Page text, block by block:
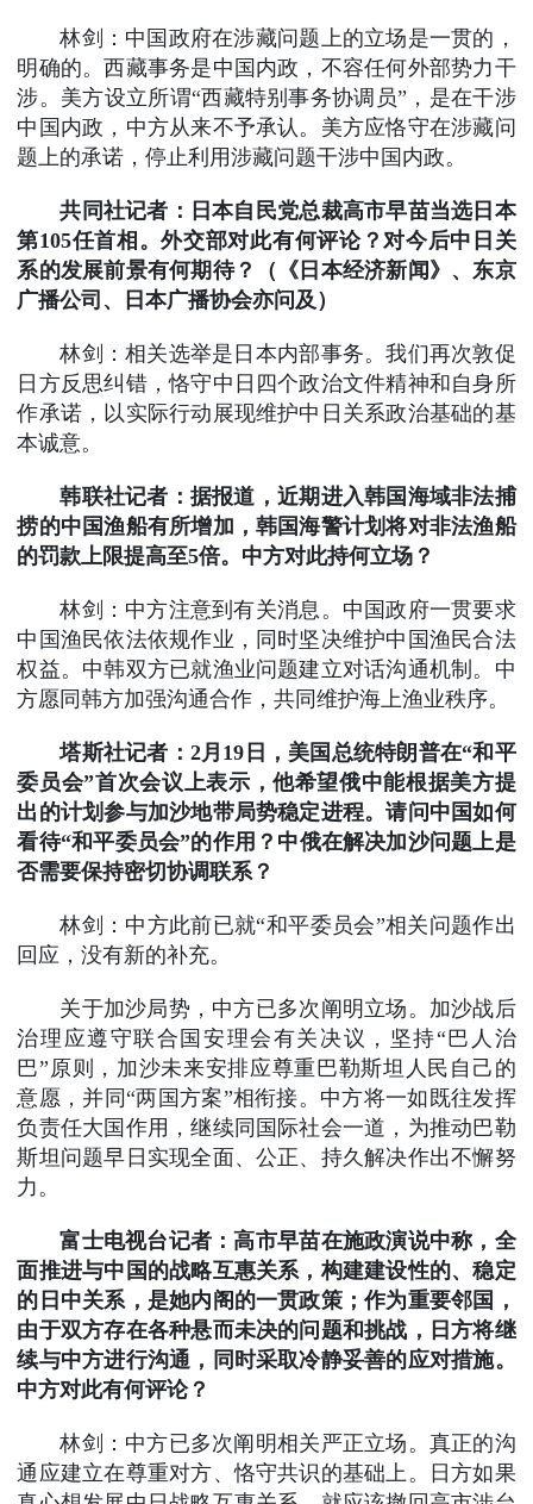
林剑：中国政府在涉藏问题上的立场是一贯的，
明确的。西藏事务是中国内政，不容任何外部势力干
涉。美方设立所谓“西藏特别事务协调员”，是在干涉
中国内政，中方从来不予承认。美方应恪守在涉藏问
题上的承诺，停止利用涉藏问题干涉中国内政。
共同社记者：日本自民党总裁高市早苗当选日本
第105任首相。外交部对此有何评论？对今后中日关
系的发展前景有何期待？（《日本经济新闻》、东京
广播公司、日本广播协会亦问及）
林剑：相关选举是日本内部事务。我们再次敦促
日方反思纠错，恪守中日四个政治文件精神和自身所
作承诺，以实际行动展现维护中日关系政治基础的基
本诚意。
韩联社记者：据报道，近期进入韩国海域非法捕
捞的中国渔船有所增加，韩国海警计划将对非法渔船
的罚款上限提高至5倍。中方对此持何立场？
林剑：中方注意到有关消息。中国政府一贯要求
中国渔民依法依规作业，同时坚决维护中国渔民合法
权益。中韩双方已就渔业问题建立对话沟通机制。中
方愿同韩方加强沟通合作，共同维护海上渔业秩序。
塔斯社记者：2月19日，美国总统特朗普在“和平
委员会”首次会议上表示，他希望俄中能根据美方提
出的计划参与加沙地带局势稳定进程。请问中国如何
看待“和平委员会”的作用？中俄在解决加沙问题上是
否需要保持密切协调联系？
林剑：中方此前已就“和平委员会”相关问题作出
回应，没有新的补充。
关于加沙局势，中方已多次阐明立场。加沙战后
治理应遵守联合国安理会有关决议，坚持“巴人治
巴”原则，加沙未来安排应尊重巴勒斯坦人民自己的
意愿，并同“两国方案”相衔接。中方将一如既往发挥
负责任大国作用，继续同国际社会一道，为推动巴勒
斯坦问题早日实现全面、公正、持久解决作出不懈努
力。
富士电视台记者：高市早苗在施政演说中称，全
面推进与中国的战略互惠关系，构建建设性的、稳定
的日中关系，是她内阁的一贯政策；作为重要邻国，
由于双方存在各种悬而未决的问题和挑战，日方将继
续与中方进行沟通，同时采取冷静妥善的应对措施。
中方对此有何评论？
林剑：中方已多次阐明相关严正立场。真正的沟
通应建立在尊重对方、恪守共识的基础上。日方如果